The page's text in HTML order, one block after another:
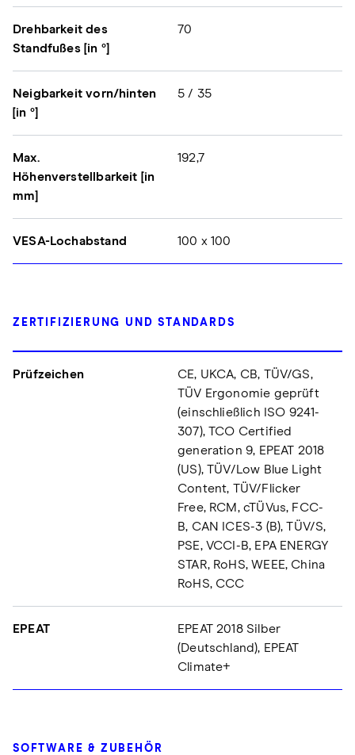
Drehbarkeit des
Standfußes [in °]
70
Neigbarkeit vorn/hinten
[in °]
5 / 35
Max.
Höhenverstellbarkeit [in
mm]
192,7
VESA-Lochabstand 100 x 100
ZERTIFIZIERUNG UND STANDARDS
Prüfzeichen
CE, UKCA, CB, TÜV/GS,
TÜV Ergonomie geprüft
(einschließlich ISO 9241-
307), TCO Certified
generation 9, EPEAT 2018
(US), TÜV/Low Blue Light
Content, TÜV/Flicker
Free, RCM, cTÜVus, FCC-
B, CAN ICES-3 (B), TÜV/S,
PSE, VCCI-B, EPA ENERGY
STAR, RoHS, WEEE, China
RoHS, CCC
EPEAT
EPEAT 2018 Silber
(Deutschland), EPEAT
Climate+
SOFTWARE & ZUBEHÖR